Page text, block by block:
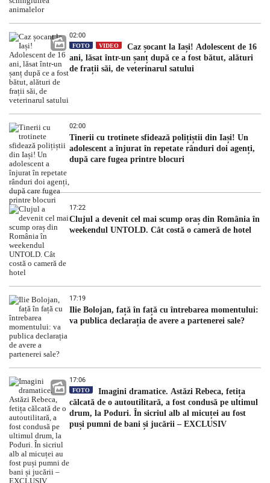
02:00
FOTO VIDEO
Caz șocant la Iași! Adolescent de 16
ani, lăsat într-un șanț după ce a fost bătut, alături
de frații săi, de veterinarul satului
02:00
Tinerii cu trotinete sfidează polițiștii din Iași! Un
adolescent a înjurat în repetate rânduri doi agenți,
după care fugea printre blocuri
17:22
Clujul a devenit cel mai scump oraș din România în
weekendul UNTOLD. Cât costă o cameră de hotel
17:19
Ilie Bolojan, față în față cu întrebarea momentului:
va publica declarația de avere a partenerei sale?
17:06
FOTO
Imagini dramatice. Astăzi Rebeca, fetița
călcată de o autoutilitară, a fost condusă pe ultimul
drum, la Poduri. În sicriul alb al micuței au fost
puși pumni de bani și jucării – EXCLUSIV